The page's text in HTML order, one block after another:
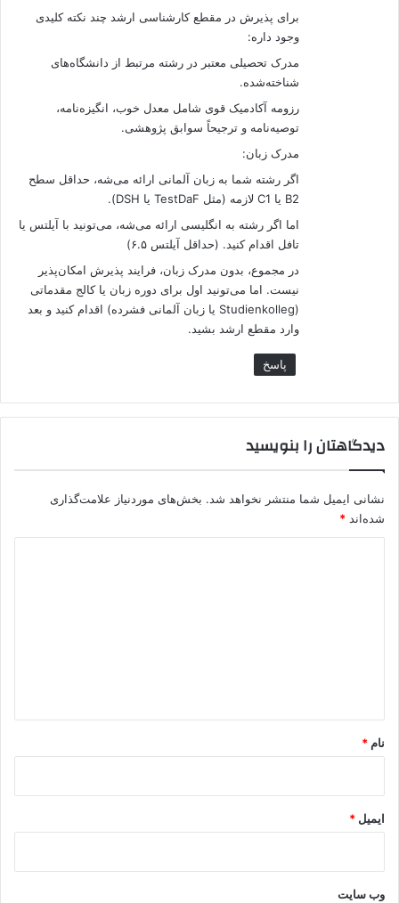
برای پذیرش در مقطع کارشناسی ارشد چند نکته کلیدی
وجود داره:
مدرک تحصیلی معتبر در رشته مرتبط از دانشگاه‌های
شناخته‌شده.
رزومه آکادمیک قوی شامل معدل خوب، انگیزه‌نامه،
توصیه‌نامه و ترجیحاً سوابق پژوهشی.
مدرک زبان:
اگر رشته شما به زبان آلمانی ارائه می‌شه، حداقل سطح
B2 یا C1 لازمه (مثل TestDaF یا DSH).
اما اگر رشته به انگلیسی ارائه می‌شه، می‌تونید با آیلتس یا
تافل اقدام کنید. (حداقل آیلتس ۶.۵)
در مجموع، بدون مدرک زبان، فرایند پذیرش امکان‌پذیر
نیست. اما می‌تونید اول برای دوره زبان یا کالج مقدماتی
(Studienkolleg یا زبان آلمانی فشرده) اقدام کنید و بعد
وارد مقطع ارشد بشید.
پاسخ
دیدگاهتان را بنویسید
نشانی ایمیل شما منتشر نخواهد شد. بخش‌های موردنیاز علامت‌گذاری
شده‌اند *
نام *
ایمیل *
وب‌ سایت